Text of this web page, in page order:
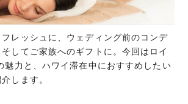
レッシュに、ウェディング前のコンデ
してご家族へのギフトに。今回はロイ
魅力と、ハワイ滞在中におすすめしたい
します。